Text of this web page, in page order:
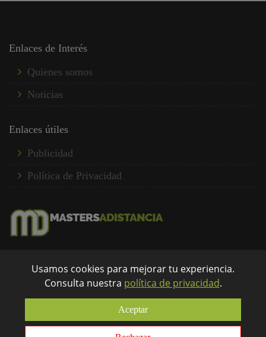
Enlaces de Interés
Quienes somos
Noticias
Enlaces útiles
Publicidad
Política de Privacidad
amplia oferta formativa a distancia de forma rápida y
info@mastersadistancia.com
Usamos cookies para mejorar tu experiencia.
Consulta nuestra política de privacidad.
Aceptar